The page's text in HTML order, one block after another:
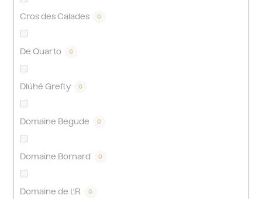
Cros des Calades 0
De Quarto 0
Dlúhé Grefty 0
Domaine Begude 0
Domaine Bornard 0
Domaine de L'R 0